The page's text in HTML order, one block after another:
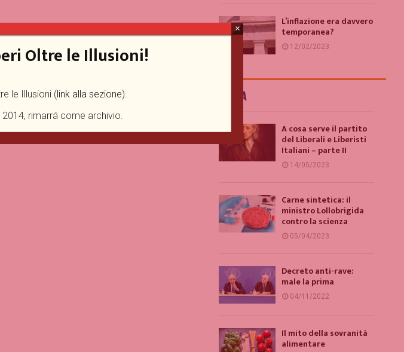
L’inflazione era davvero
temporanea?
12/02/2023
ITALIA
A cosa serve il partito
del Liberali e Liberisti
Italiani – parte II
14/05/2023
Carne sintetica: il
ministro Lollobrigida
contro la scienza
05/04/2023
Decreto anti-rave:
male la prima
04/11/2022
Il mito della sovranità
alimentare
Oltre le Illusioni!
le Illusioni (link alla sezione).
rimarrá come archivio.
×